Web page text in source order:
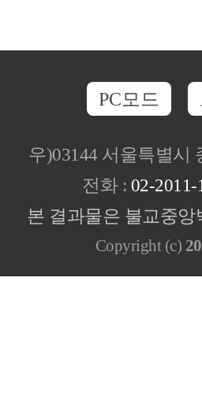
PC모드
우)03144 서울특별시
전화 : 02-2011-
본 결과물은 불교중
Copyright (c)